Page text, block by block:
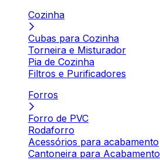
Cozinha
Cubas para Cozinha
Torneira e Misturador
Pia de Cozinha
Filtros e Purificadores
Forros
Forro de PVC
Rodaforro
Acessórios para acabamento
Cantoneira para Acabamento